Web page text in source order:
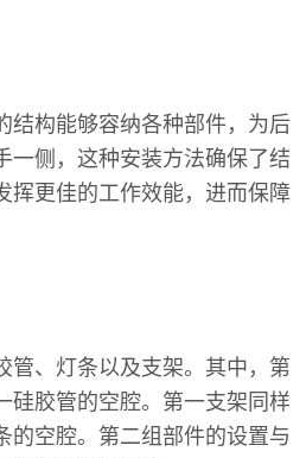
结构能够容纳各种部件，为后
一侧，这种安装方法确保了结
挥更佳的工作效能，进而保障
管、灯条以及支架。其中，第
硅胶管的空腔。第一支架同样
的空腔。第二组部件的设置与